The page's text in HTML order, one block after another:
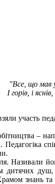
"Все, що мав
І горів, і
участь
–
Називали
дитячих
знань та